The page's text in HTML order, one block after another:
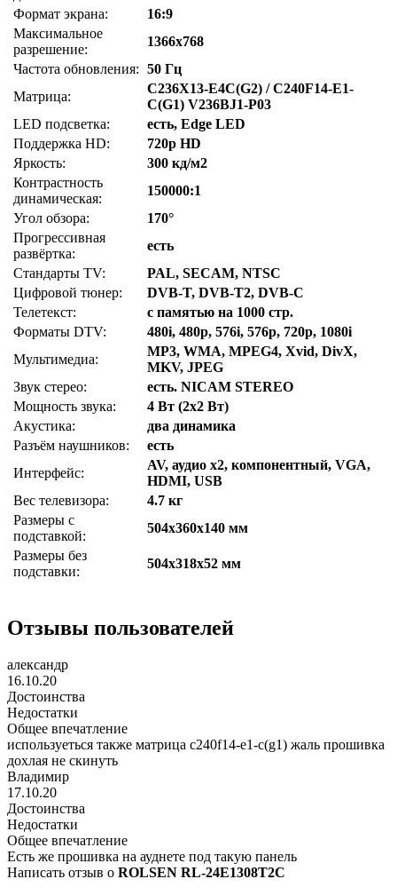
Формат экрана:
16:9
Максимальное
разрешение:
1366x768
Частота обновления:
50 Гц
Матрица:
C236X13-E4C(G2) / C240F14-E1-
C(G1) V236BJ1-P03
LED подсветка:
есть, Edge LED
Поддержка HD:
720p HD
Яркость:
300 кд/м2
Контрастность
динамическая:
150000:1
Угол обзора:
170°
Прогрессивная
развёртка:
есть
Стандарты TV:
PAL, SECAM, NTSC
Цифровой тюнер:
DVB-T, DVB-T2, DVB-C
Телетекст:
с памятью на 1000 стр.
Форматы DTV:
480i, 480p, 576i, 576p, 720p, 1080i
Мультимедиа:
MP3, WMA, MPEG4, Xvid, DivX,
MKV, JPEG
Звук стерео:
есть. NICAM STEREO
Мощность звука:
4 Вт (2x2 Вт)
Акустика:
два динамика
Разъём наушников:
есть
Интерфейс:
AV, аудио x2, компонентный, VGA,
HDMI, USB
Вес телевизора:
4.7 кг
Размеры с
подставкой:
504x360x140 мм
Размеры без
подставки:
504x318x52 мм
Отзывы пользователей
александр
16.10.20
Достоинства
Недостатки
Общее впечатление
используеться также матрица c240f14-e1-c(g1) жаль прошивка
дохлая не скинуть
Владимир
17.10.20
Достоинства
Недостатки
Общее впечатление
Есть же прошивка на ауднете под такую панель
Написать отзыв о ROLSEN RL-24E1308T2C